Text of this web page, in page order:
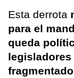
Esta derrota
para el
queda